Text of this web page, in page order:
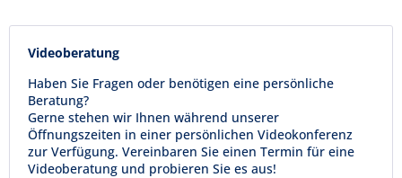
Videoberatung
Haben Sie Fragen oder benötigen eine persönliche
Beratung?
Gerne stehen wir Ihnen während unserer
Öffnungszeiten in einer persönlichen Videokonferenz
zur Verfügung. Vereinbaren Sie einen Termin für eine
Videoberatung und probieren Sie es aus!